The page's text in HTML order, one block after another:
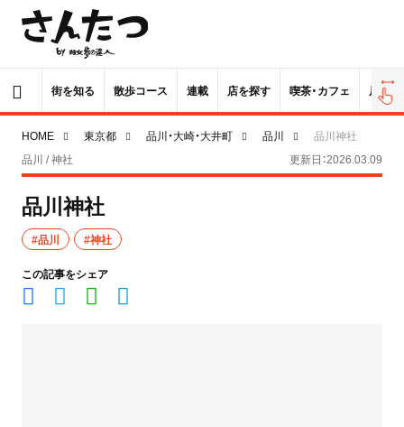
街を知る 散歩コース 連載 店を探す 喫茶・カフェ 居酒屋
HOME 東京都 品川・大崎・大井町 品川
品川神社
品川 / 神社
更新日：2026.03.09
品川神社
#品川 #神社
この記事をシェア